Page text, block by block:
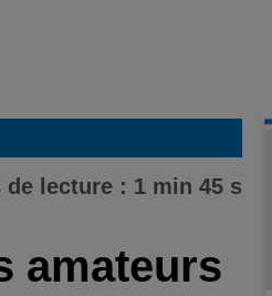
de lecture : 1 min 45 s
amateurs